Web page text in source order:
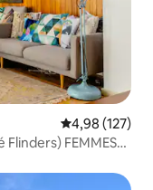
Évaluation
4,98 (127)
FEMMES